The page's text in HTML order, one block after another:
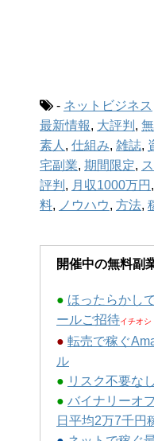
- ネットビジネス
最新情報, 大評判 ,
素人 , 仕組み, 雑誌,
宅副業, 期間限定,
評判 , 月収1000万円 ,
料, ノウハウ, 方法,
開催中の無料副
● ほったらかし
ールご招待イチオシ
● 転売で稼ぐ
ル
● リスク不要な
● バイナリーオ
日平均2万7千円